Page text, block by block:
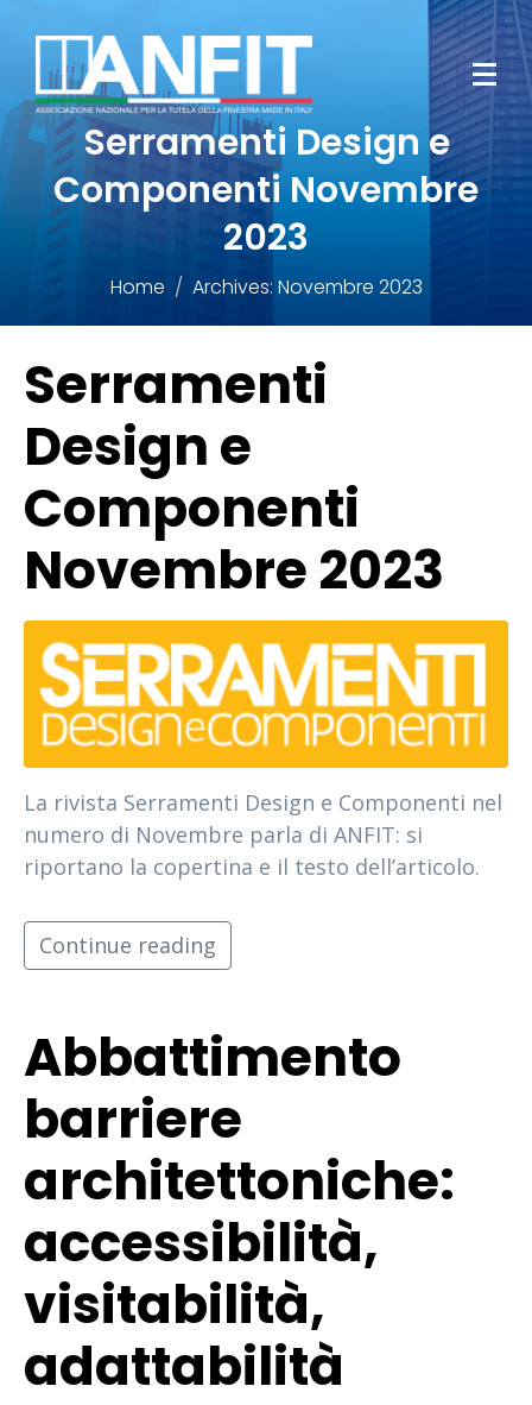
Serramenti Design e
Componenti Novembre
2023
Home Archives: Novembre 2023
Serramenti
Design e
Componenti
Novembre 2023
La rivista Serramenti Design e Componenti nel
numero di Novembre parla di ANFIT: si
riportano la copertina e il testo dell’articolo.
Continue reading
Abbattimento
barriere
architettoniche:
accessibilità,
visitabilità,
adattabilità